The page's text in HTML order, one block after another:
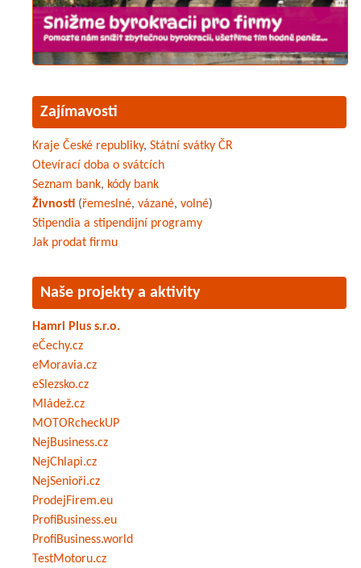
Zajímavosti
Kraje České republiky, Státní svátky ČR
Otevírací doba o svátcích
Seznam bank, kódy bank
Živnosti (řemeslné, vázané, volné)
Stipendia a stipendijní programy
Jak prodat firmu
Naše projekty a aktivity
Hamri Plus s.r.o.
eČechy.cz
eMoravia.cz
eSlezsko.cz
Mládež.cz
MOTORcheckUP
NejBusiness.cz
NejChlapi.cz
NejSenioři.cz
ProdejFirem.eu
ProfiBusiness.eu
ProfiBusiness.world
TestMotoru.cz